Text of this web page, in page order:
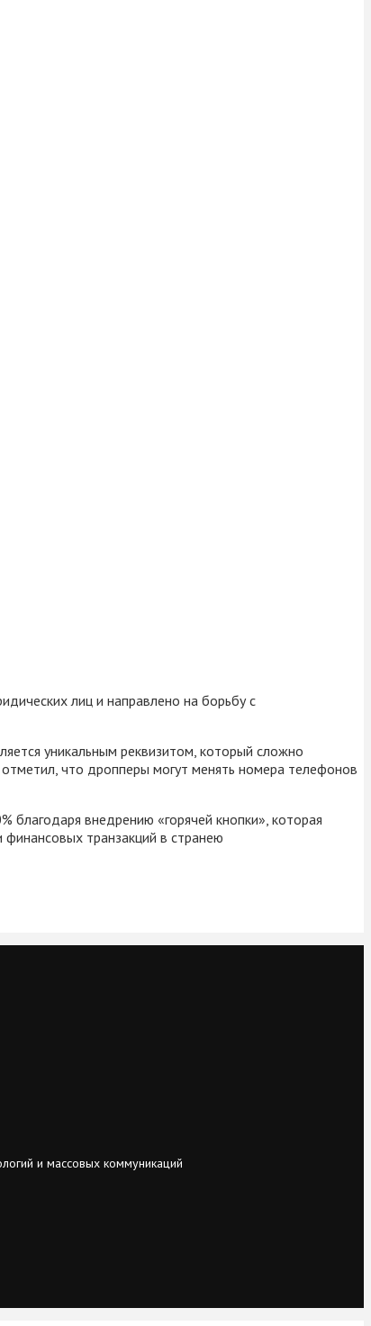
лиц и направлено на борьбу с
уникальным реквизитом, который сложно
что дропперы могут менять номера телефонов
внедрению «горячей кнопки», которая
транзакций в странею
и массовых коммуникаций